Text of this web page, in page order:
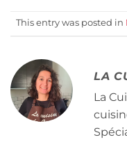
This entry was posted in
LA
La